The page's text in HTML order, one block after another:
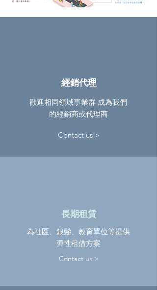
經銷代理
歡迎相同領域事業群 成為我們
的經銷商或代理商
Contact us >
長期租賃
為社區、銀髮、教育單位等提供
彈性租借方案
Contact us >